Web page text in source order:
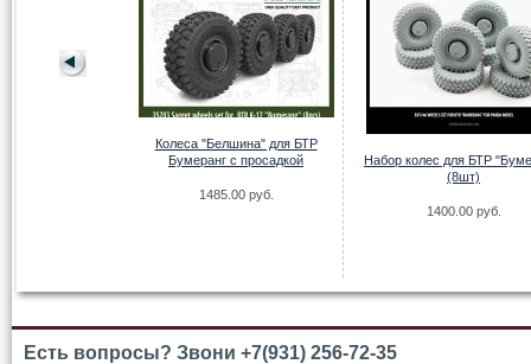
Колеса "Белшина" для БТР
Бумеранг с просадкой
1485.00 руб.
Набор колес для БТР
(8шт)
1400.00 руб.
Есть вопросы? Звони +7(931) 256-72-35